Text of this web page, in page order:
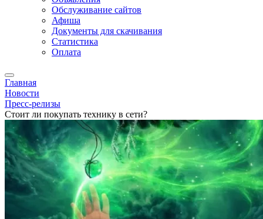
Обслуживание сайтов
Афиша
Документы для скачивания
Статистика
Оплата
Главная
Новости
Пресс-релизы
Стоит ли покупать технику в сети?